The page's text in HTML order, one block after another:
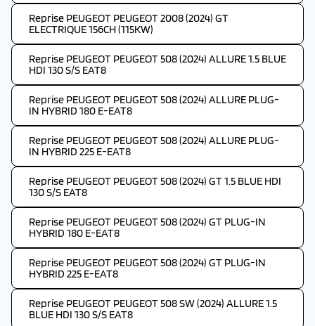
Reprise PEUGEOT PEUGEOT 2008 (2024) GT
ELECTRIQUE 156CH (115KW)
Reprise PEUGEOT PEUGEOT 508 (2024) ALLURE 1.5 BLUE
HDI 130 S/S EAT8
Reprise PEUGEOT PEUGEOT 508 (2024) ALLURE PLUG-
IN HYBRID 180 E-EAT8
Reprise PEUGEOT PEUGEOT 508 (2024) ALLURE PLUG-
IN HYBRID 225 E-EAT8
Reprise PEUGEOT PEUGEOT 508 (2024) GT 1.5 BLUE HDI
130 S/S EAT8
Reprise PEUGEOT PEUGEOT 508 (2024) GT PLUG-IN
HYBRID 180 E-EAT8
Reprise PEUGEOT PEUGEOT 508 (2024) GT PLUG-IN
HYBRID 225 E-EAT8
Reprise PEUGEOT PEUGEOT 508 SW (2024) ALLURE 1.5
BLUE HDI 130 S/S EAT8